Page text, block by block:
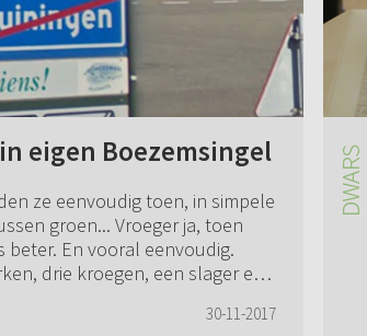
eigen Boezemsingel
ze eenvoudig toen, in simpele
groen... Vroeger ja, toen
beter. En vooral eenvoudig.
drie kroegen, een slager en
30-11-2017